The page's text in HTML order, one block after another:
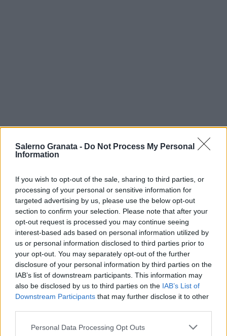
Salerno Granata - Do Not Process My Personal
Information
If you wish to opt-out of the sale, sharing to third parties, or
processing of your personal or sensitive information for
targeted advertising by us, please use the below opt-out
section to confirm your selection. Please note that after your
opt-out request is processed you may continue seeing
interest-based ads based on personal information utilized by
us or personal information disclosed to third parties prior to
your opt-out. You may separately opt-out of the further
disclosure of your personal information by third parties on the
IAB’s list of downstream participants. This information may
also be disclosed by us to third parties on the IAB’s List of
Downstream Participants that may further disclose it to other
Personal Data Processing Opt Outs